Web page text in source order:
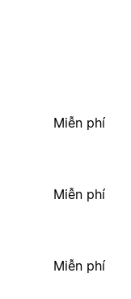
Miễn phí
Miễn phí
Miễn phí